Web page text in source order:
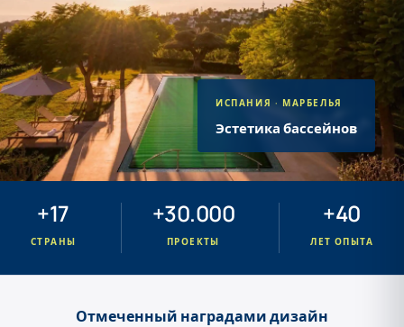
ИСПАНИЯ · МАРБЕЛЬЯ
Эстетика бассейнов
+17
СТРАНЫ
+30.000
ПРОЕКТЫ
+40
ЛЕТ ОПЫТА
Отмеченный наградами дизайн